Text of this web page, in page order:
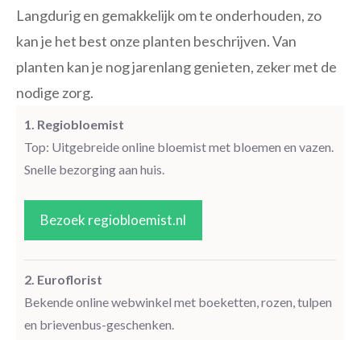
Langdurig en gemakkelijk om te onderhouden, zo
kan je het best onze planten beschrijven. Van
planten kan je nog jarenlang genieten, zeker met de
nodige zorg.
1. Regiobloemist
Top: Uitgebreide online bloemist met bloemen en vazen.
Snelle bezorging aan huis.
Bezoek regiobloemist.nl
2. Euroflorist
Bekende online webwinkel met boeketten, rozen, tulpen
en brievenbus-geschenken.